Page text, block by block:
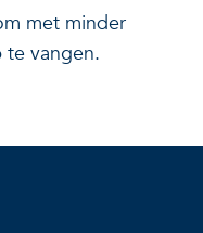
met minder
te vangen.